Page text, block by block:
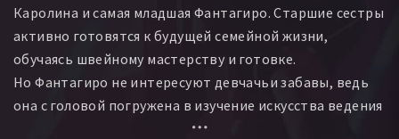
Каролина и самая младшая Фантагиро. Старшие сестры
активно готовятся к будущей семейной жизни,
обучаясь швейному мастерству и готовке.
Но Фантагиро не интересуют девчачьи забавы, ведь
она с головой погружена в изучение искусства ведения
боя. Её куклы — это мечи и арбалеты, ее книги — это